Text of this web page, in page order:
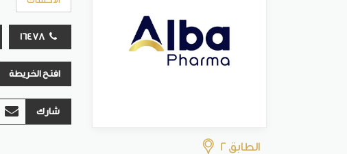
الطابق 2
افتح الخريطة
شارك